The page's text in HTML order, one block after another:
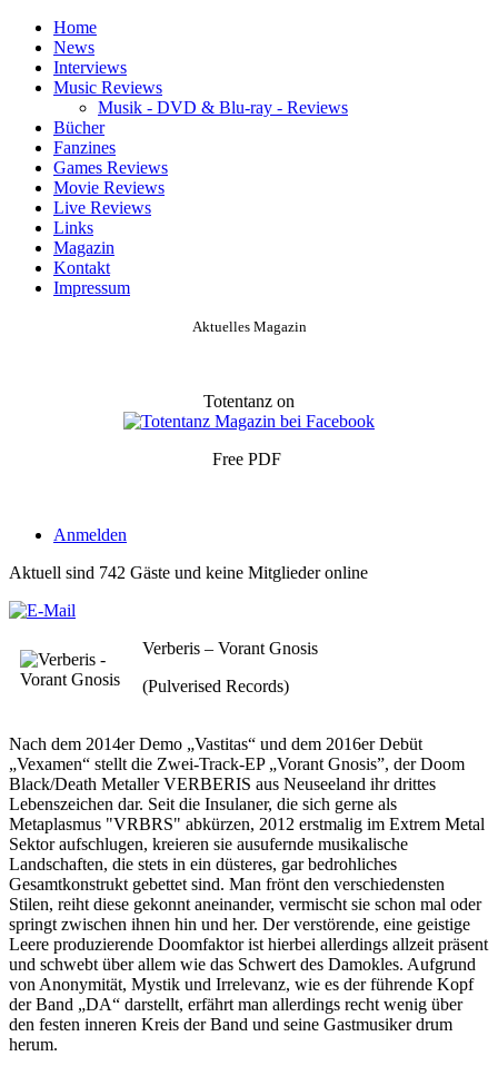
Home
News
Interviews
Music Reviews
Musik - DVD & Blu-ray - Reviews
Bücher
Fanzines
Games Reviews
Movie Reviews
Live Reviews
Links
Magazin
Kontakt
Impressum
Aktuelles Magazin
Totentanz on
Free PDF
Anmelden
Aktuell sind 742 Gäste und keine Mitglieder online
Verberis – Vorant Gnosis
(Pulverised Records)
Nach dem 2014er Demo „Vastitas“ und dem 2016er Debüt
„Vexamen“ stellt die Zwei-Track-EP „Vorant Gnosis”, der Doom
Black/Death Metaller VERBERIS aus Neuseeland ihr drittes
Lebenszeichen dar. Seit die Insulaner, die sich gerne als
Metaplasmus "VRBRS" abkürzen, 2012 erstmalig im Extrem Metal
Sektor aufschlugen, kreieren sie ausufernde musikalische
Landschaften, die stets in ein düsteres, gar bedrohliches
Gesamtkonstrukt gebettet sind. Man frönt den verschiedensten
Stilen, reiht diese gekonnt aneinander, vermischt sie schon mal oder
springt zwischen ihnen hin und her. Der verstörende, eine geistige
Leere produzierende Doomfaktor ist hierbei allerdings allzeit präsent
und schwebt über allem wie das Schwert des Damokles. Aufgrund
von Anonymität, Mystik und Irrelevanz, wie es der führende Kopf
der Band „DA“ darstellt, erfährt man allerdings recht wenig über
den festen inneren Kreis der Band und seine Gastmusiker drum
herum.